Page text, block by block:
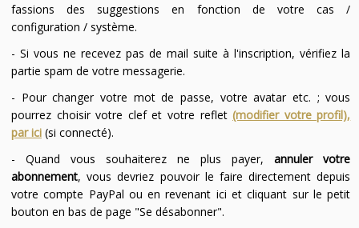
fassions des suggestions en fonction de votre cas /
configuration / système.
- Si vous ne recevez pas de mail suite à l'inscription, vérifiez la
partie spam de votre messagerie.
- Pour changer votre mot de passe, votre avatar etc. ; vous
pourrez choisir votre clef et votre reflet(modifier votre profil),
par ici(si connecté).
- Quand vous souhaiterez ne plus payer,annuler votre
abonnement, vous devriez pouvoir le faire directement depuis
votre compte PayPal ou en revenant ici et cliquant sur le petit
bouton en bas de page "Se désabonner".